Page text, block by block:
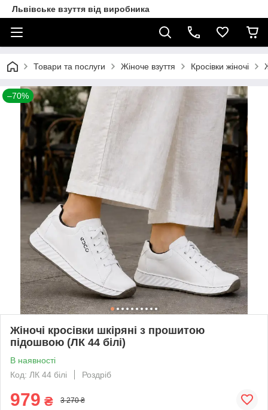
Львівське взуття від виробника
Товари та послуги Жіноче взуття Кросівки жіночі
–70%
Жіночі кросівки шкіряні з прошитою
підошвою (ЛК 44 білі)
В наявності
Код: ЛК 44 білі
Роздріб
979 ₴ 3 270 ₴